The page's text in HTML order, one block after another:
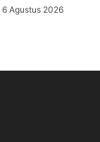
6 Agustus 2026